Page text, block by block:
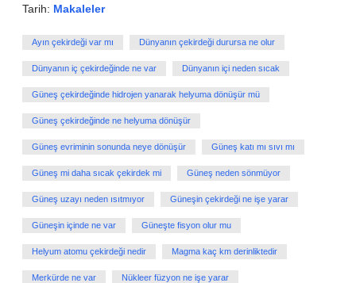
Tarih: Makaleler
Ayın çekirdeği var mı Dünyanın çekirdeği durursa ne olur
Dünyanın iç çekirdeğinde ne var Dünyanın içi neden sıcak
Güneş çekirdeğinde hidrojen yanarak helyuma dönüşür mü
Güneş çekirdeğinde ne helyuma dönüşür
Güneş evriminin sonunda neye dönüşür Güneş katı mı sıvı mı
Güneş mi daha sıcak çekirdek mi Güneş neden sönmüyor
Güneş uzayı neden ısıtmıyor Güneşin çekirdeği ne işe yarar
Güneşin içinde ne var Güneşte fisyon olur mu
Helyum atomu çekirdeği nedir Magma kaç km derinliktedir
Merkürde ne var Nükleer füzyon ne işe yarar